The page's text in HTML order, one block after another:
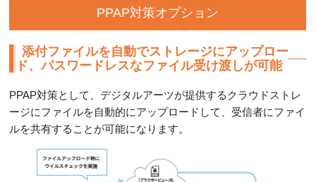
PPAP対策オプション
添付ファイルを自動でストレージにアップロー
ド、パスワードレスなファイル受け渡しが可能
PPAP対策として、デジタルアーツが提供するクラウドストレ
ージにファイルを自動的にアップロードして、受信者にファイ
ルを共有することが可能になります。